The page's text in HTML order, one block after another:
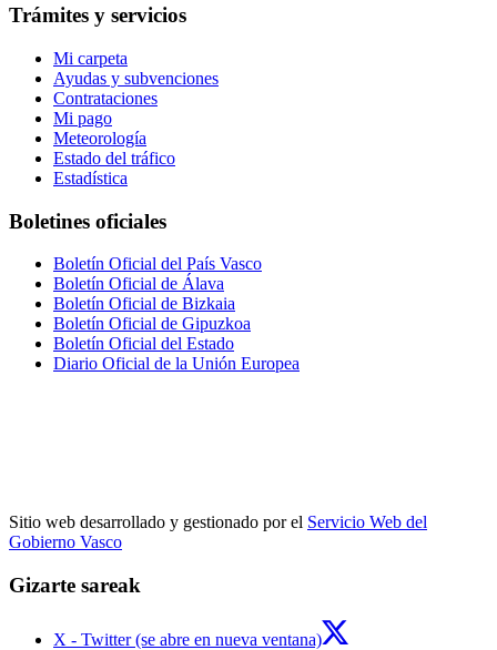
Trámites y servicios
Mi carpeta
Ayudas y subvenciones
Contrataciones
Mi pago
Meteorología
Estado del tráfico
Estadística
Boletines oficiales
Boletín Oficial del País Vasco
Boletín Oficial de Álava
Boletín Oficial de Bizkaia
Boletín Oficial de Gipuzkoa
Boletín Oficial del Estado
Diario Oficial de la Unión Europea
Sitio web desarrollado y gestionado por el Servicio Web del
Gobierno Vasco
Gizarte sareak
X - Twitter (se abre en nueva ventana)